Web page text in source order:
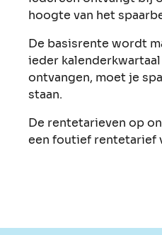
hoogte van het
De basisrente wordt
ieder kalenderkwartaal
ontvangen, moet je
staan.
De rentetarieven op
een foutief rentetarief